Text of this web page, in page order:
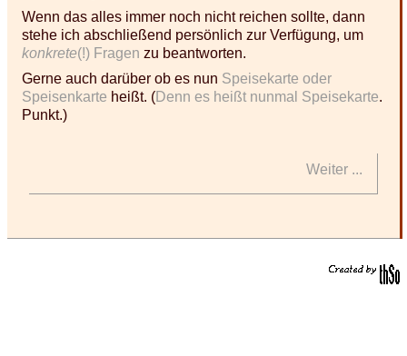
Wenn das alles immer noch nicht reichen sollte, dann
stehe ich abschließend persönlich zur Verfügung, um
konkrete(!) Fragen zu beantworten.
Gerne auch darüber ob es nun Speisekarte oder
Speisenkarte heißt. (Denn es heißt nunmal Speisekarte.
Punkt.)
Weiter ...